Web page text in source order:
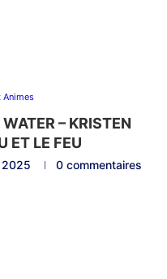
Animes
– KRISTEN
ET LE FEU
2025 0 commentaires